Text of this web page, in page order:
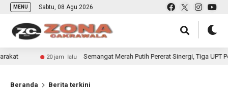
MENU Sabtu, 08 Agu 2026
20 jam lalu Semangat Merah Putih Pererat Sinergi, Tiga UPT
Beranda Berita terkini